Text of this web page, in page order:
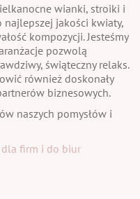
wianki, stroiki i
najlepszej jakości kwiaty,
kompozycji. Jesteśmy
pozwolą
świąteczny relaks.
również doskonały
biznesowych.
naszych pomysłów i
dla firm i do biur